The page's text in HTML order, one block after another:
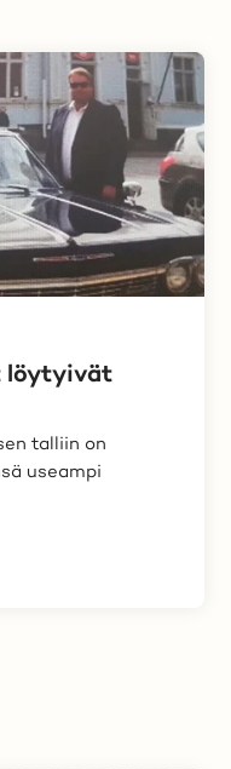
löytyivät
talliin on
useampi